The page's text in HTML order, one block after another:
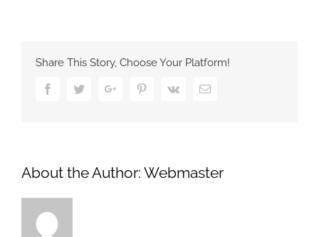
Share This Story, Choose Your Platform!
FacebookTwitterGoogle+ PinterestVk Email
About the Author: Webmaster